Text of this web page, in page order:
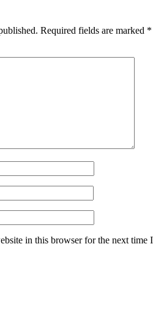
Required fields are marked *
in this browser for the next time I